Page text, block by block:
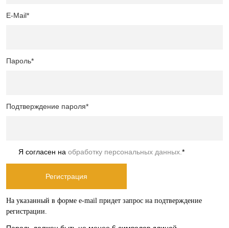
E-Mail*
Пароль*
Подтверждение пароля*
Я согласен на обработку персональных данных. *
На указанный в форме e-mail придет запрос на подтверждение
регистрации.